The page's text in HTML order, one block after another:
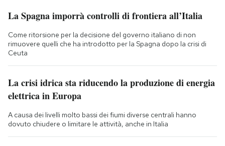
La Spagna imporrà controlli di frontiera all’Italia
Come ritorsione per la decisione del governo italiano di non
rimuovere quelli che ha introdotto per la Spagna dopo la crisi di
Ceuta
La crisi idrica sta riducendo la produzione di energia
elettrica in Europa
A causa dei livelli molto bassi dei fiumi diverse centrali hanno
dovuto chiudere o limitare le attività, anche in Italia